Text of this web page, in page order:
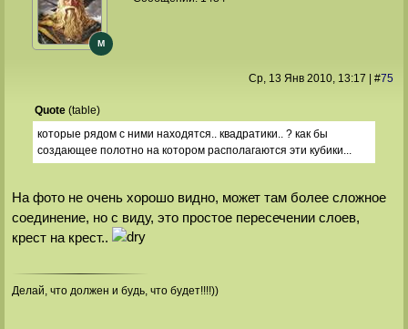
M
Ср, 13 Янв 2010, 13:17 #75
Quote(table)
которые рядом с ними находятся.. квадратики.. ? как бы
создающее полотно на котором располагаются эти кубики...
На фото не очень хорошо видно, может там более сложное
соединение, но с виду, это простое пересечении слоев,
крест на крест..
Делай, что должен и будь, что будет!!!!))